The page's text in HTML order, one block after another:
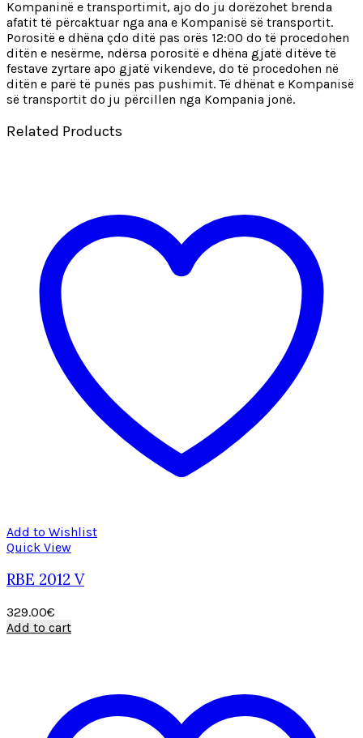
Kompaninë e transportimit, ajo do ju dorëzohet brenda
afatit të përcaktuar nga ana e Kompanisë së transportit.
Porositë e dhëna çdo ditë pas orës 12:00 do të procedohen
ditën e nesërme, ndërsa porositë e dhëna gjatë ditëve të
festave zyrtare apo gjatë vikendeve, do të procedohen në
ditën e parë të punës pas pushimit. Të dhënat e Kompanisë
së transportit do ju përcillen nga Kompania jonë.
Related Products
Add to Wishlist
Quick View
RBE 2012 V
329.00€
Add to cart